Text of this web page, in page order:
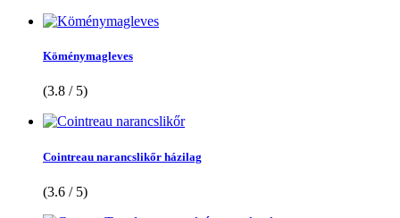
Köménymagleves
(3.8 / 5)
Cointreau narancslikőr házilag
(3.6 / 5)